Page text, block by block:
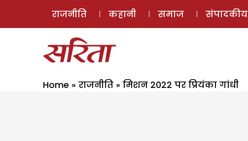
राजनीति कहानी समाज संपादकीय
Home » राजनीति » मिशन 2022 पर प्रियंका गांधी